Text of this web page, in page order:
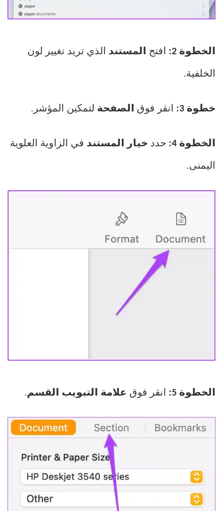
الخطوة 2: افتح المستند الذي تريد تغيير لون
الخلفية.
خطوة 3: انقر فوق الصفحة لتمكين المؤشر.
الخطوة 4: حدد خيار المستند في الزاوية العلوية
اليمنى.
الخطوة 5: انقر فوق علامة التبويب القسم.